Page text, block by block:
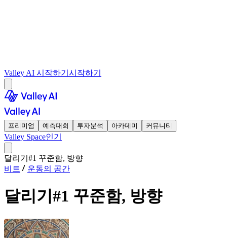
Valley AI 시작하기 시작하기
프리미엄 예측대회 투자분석 아카데미 커뮤니티
Valley Space인기
달리기#1 꾸준함, 방향
비트
운동의 공간
달리기#1 꾸준함, 방향